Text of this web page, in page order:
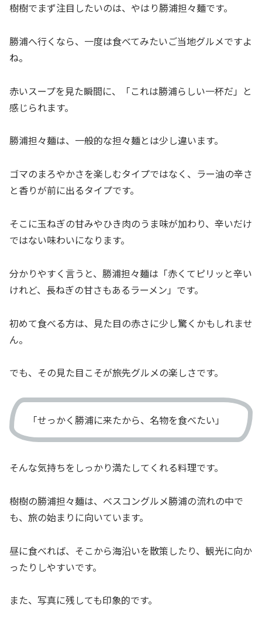
樹樹でまず注目したいのは、やはり勝浦担々麺です。
勝浦へ行くなら、一度は食べてみたいご当地グルメですよ
ね。
赤いスープを見た瞬間に、「これは勝浦らしい一杯だ」と
感じられます。
勝浦担々麺は、一般的な担々麺とは少し違います。
ゴマのまろやかさを楽しむタイプではなく、ラー油の辛さ
と香りが前に出るタイプです。
そこに玉ねぎの甘みやひき肉のうま味が加わり、辛いだけ
ではない味わいになります。
分かりやすく言うと、勝浦担々麺は「赤くてピリッと辛い
けれど、長ねぎの甘さもあるラーメン」です。
初めて食べる方は、見た目の赤さに少し驚くかもしれませ
ん。
でも、その見た目こそが旅先グルメの楽しさです。
「せっかく勝浦に来たから、名物を食べたい」
そんな気持ちをしっかり満たしてくれる料理です。
樹樹の勝浦担々麺は、ベスコングルメ勝浦の流れの中で
も、旅の始まりに向いています。
昼に食べれば、そこから海沿いを散策したり、観光に向か
ったりしやすいです。
また、写真に残しても印象的です。